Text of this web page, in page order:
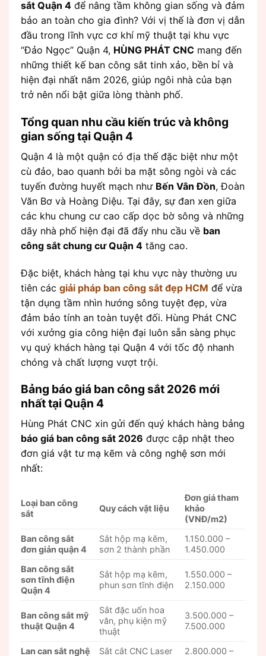
sắt Quận 4 để nâng tầm không gian sống và đảm
bảo an toàn cho gia đình? Với vị thế là đơn vị dẫn
đầu trong lĩnh vực cơ khí mỹ thuật tại khu vực
“Đảo Ngọc” Quận 4, HÙNG PHÁT CNC mang đến
những thiết kế ban công sắt tinh xảo, bền bỉ và
hiện đại nhất năm 2026, giúp ngôi nhà của bạn
trở nên nổi bật giữa lòng thành phố.
Tổng quan nhu cầu kiến trúc và không
gian sống tại Quận 4
Quận 4 là một quận có địa thế đặc biệt như một
cù đảo, bao quanh bởi ba mặt sông ngòi và các
tuyến đường huyết mạch như Bến Vân Đồn, Đoàn
Văn Bơ và Hoàng Diệu. Tại đây, sự đan xen giữa
các khu chung cư cao cấp dọc bờ sông và những
dãy nhà phố hiện đại đã đẩy nhu cầu về ban
công sắt chung cư Quận 4 tăng cao.
Đặc biệt, khách hàng tại khu vực này thường ưu
tiên các giải pháp ban công sắt đẹp HCM để vừa
tận dụng tầm nhìn hướng sông tuyệt đẹp, vừa
đảm bảo tính an toàn tuyệt đối. Hùng Phát CNC
với xưởng gia công hiện đại luôn sẵn sàng phục
vụ quý khách hàng tại Quận 4 với tốc độ nhanh
chóng và chất lượng vượt trội.
Bảng báo giá ban công sắt 2026 mới
nhất tại Quận 4
Hùng Phát CNC xin gửi đến quý khách hàng bảng
báo giá ban công sắt 2026 được cập nhật theo
đơn giá vật tư mạ kẽm và công nghệ sơn mới
nhất:
Loại ban công
sắt
Quy cách vật liệu
Đơn giá tham
khảo
(VNĐ/m2)
Ban công sắt
đơn giản quận 4
Sắt hộp mạ kẽm,
sơn 2 thành phần
1.150.000 –
1.450.000
Ban công sắt
sơn tĩnh điện
Quận 4
Sắt hộp mạ kẽm,
phun sơn tĩnh điện
1.550.000 –
2.150.000
Ban công sắt mỹ
thuật Quận 4
Sắt đặc uốn hoa
văn, phụ kiện mỹ
thuật
3.500.000 –
7.500.000
Lan can sắt nghệ Sắt cắt CNC Laser 2.800.000 –